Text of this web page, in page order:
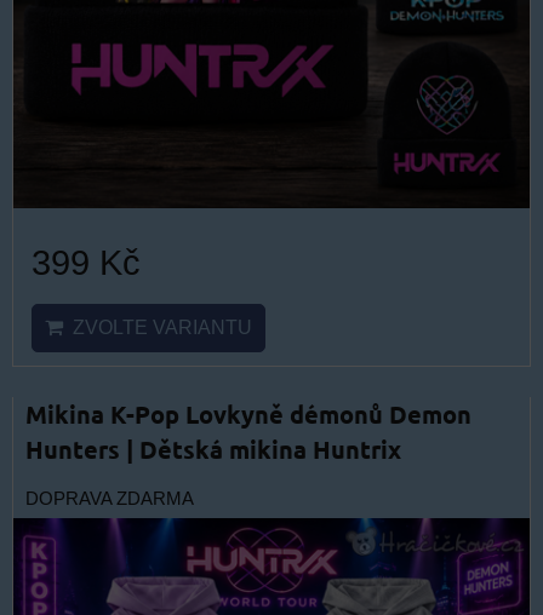
399 Kč
ZVOLTE VARIANTU
Mikina K-Pop Lovkyně démonů Demon
Hunters | Dětská mikina Huntrix
DOPRAVA ZDARMA